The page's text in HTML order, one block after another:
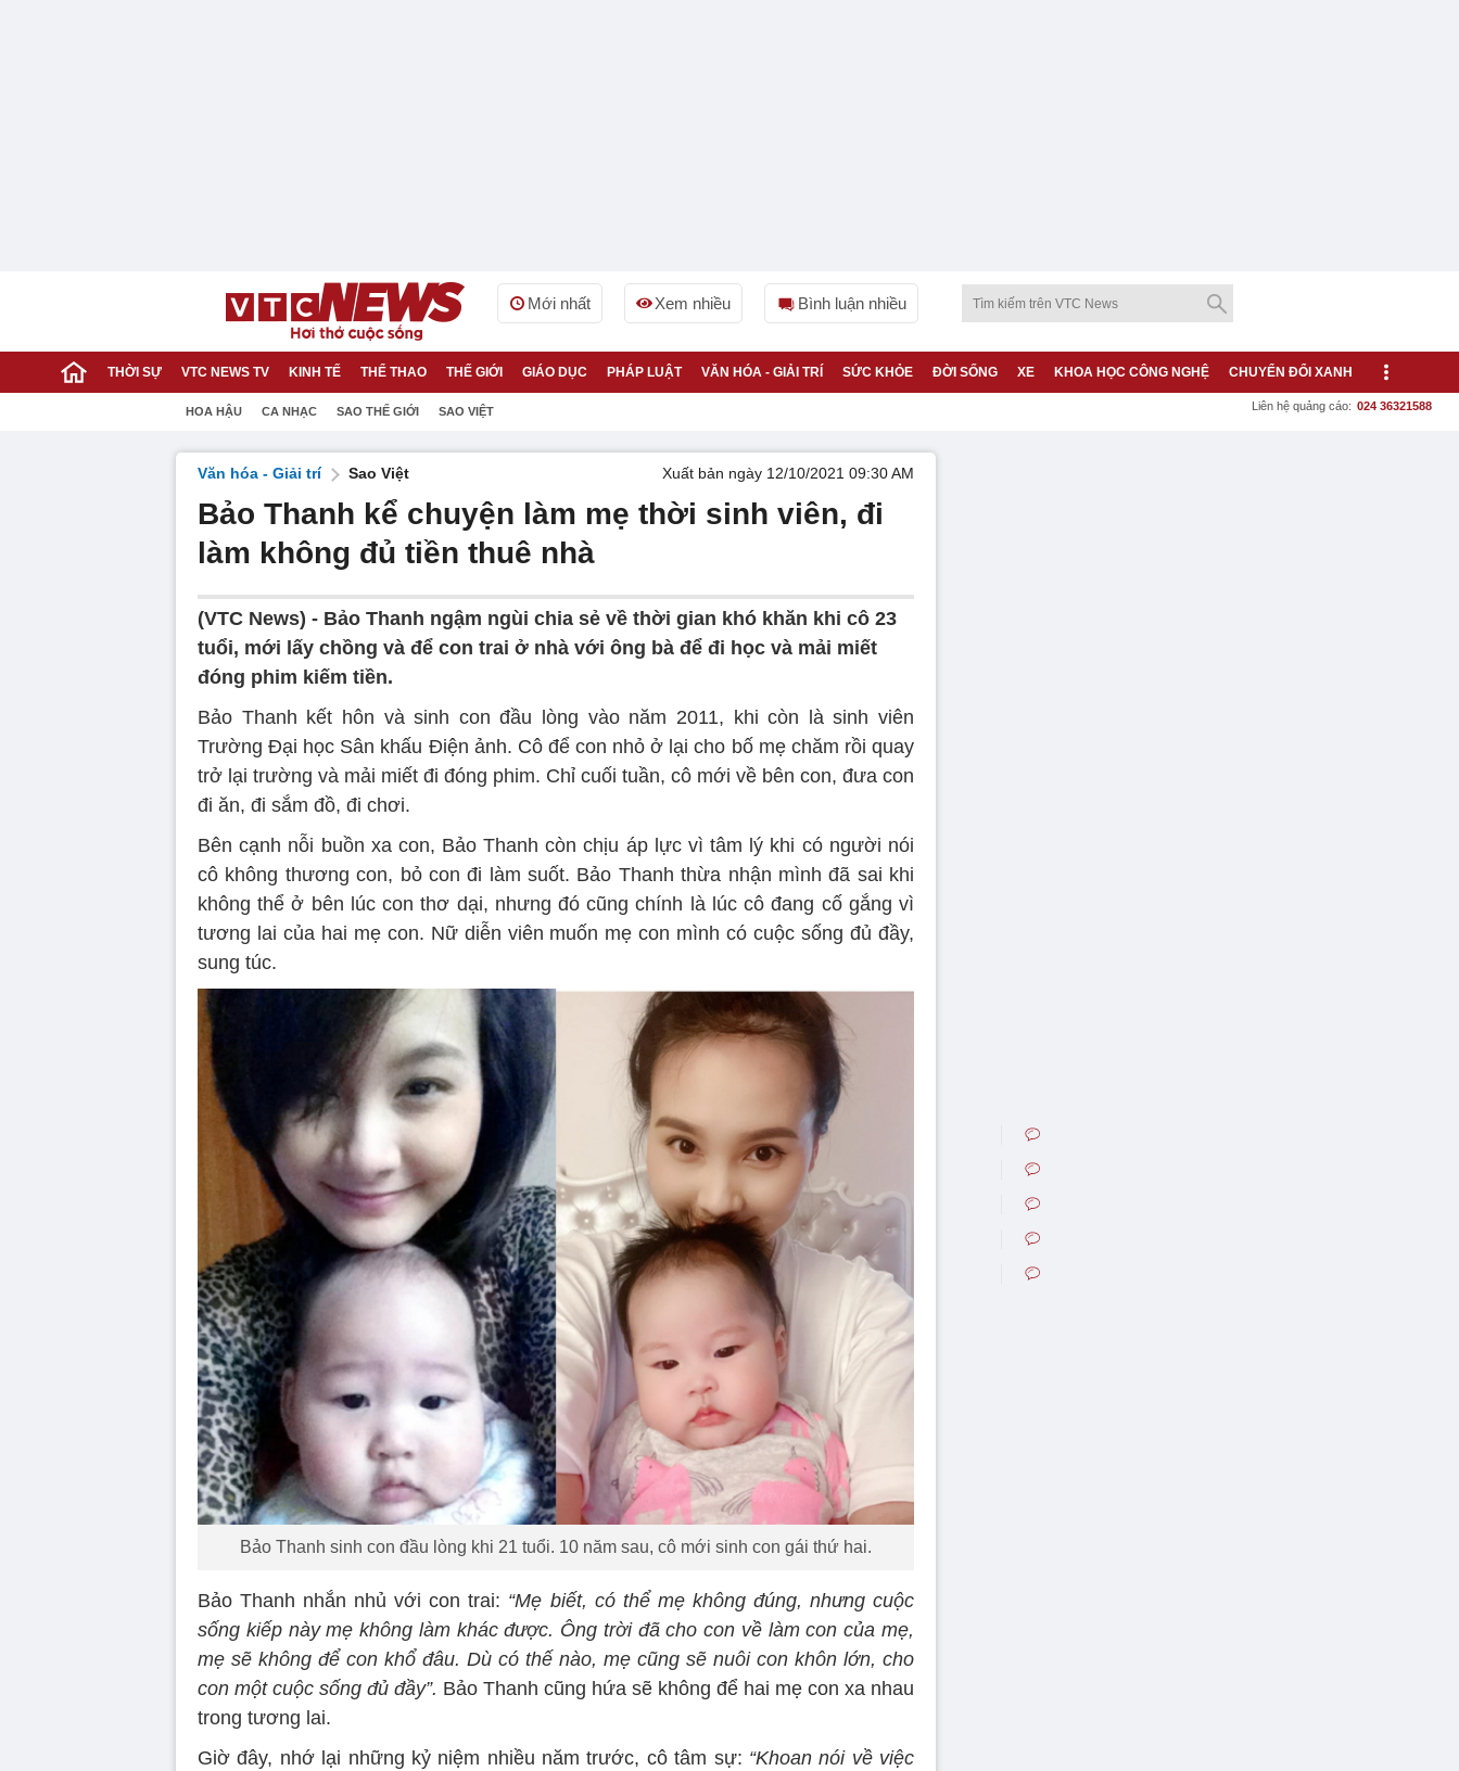
Mới nhất Xem nhiều Bình luận nhiều
THỜI SỰ VTC NEWS TV KINH TẾ THỂ THAO THẾ GIỚI GIÁO DỤC PHÁP LUẬT VĂN HÓA - GIẢI TRÍ SỨC KHỎE ĐỜI SỐNG XE KHOA HỌC CÔNG NGHỆ CHUYỂN ĐỔI XANH
HOA HẬU CA NHẠC SAO THẾ GIỚI SAO VIỆT Liên hệ quảng cáo: 024 36321588
Văn hóa - Giải trí Sao Việt Xuất bản ngày 12/10/2021 09:30 AM
Bảo Thanh kể chuyện làm mẹ thời sinh viên, đi
làm không đủ tiền thuê nhà
(VTC News) - Bảo Thanh ngậm ngùi chia sẻ về thời gian khó khăn khi cô 23
tuổi, mới lấy chồng và để con trai ở nhà với ông bà để đi học và mải miết
đóng phim kiếm tiền.
Bảo Thanh kết hôn và sinh con đầu lòng vào năm 2011, khi còn là sinh viên
Trường Đại học Sân khấu Điện ảnh. Cô để con nhỏ ở lại cho bố mẹ chăm rồi quay
trở lại trường và mải miết đi đóng phim. Chỉ cuối tuần, cô mới về bên con, đưa con
đi ăn, đi sắm đồ, đi chơi.
Bên cạnh nỗi buồn xa con, Bảo Thanh còn chịu áp lực vì tâm lý khi có người nói
cô không thương con, bỏ con đi làm suốt. Bảo Thanh thừa nhận mình đã sai khi
không thể ở bên lúc con thơ dại, nhưng đó cũng chính là lúc cô đang cố gắng vì
tương lai của hai mẹ con. Nữ diễn viên muốn mẹ con mình có cuộc sống đủ đầy,
sung túc.
Bảo Thanh sinh con đầu lòng khi 21 tuổi. 10 năm sau, cô mới sinh con gái thứ hai.
Bảo Thanh nhắn nhủ với con trai: “Mẹ biết, có thể mẹ không đúng, nhưng cuộc
sống kiếp này mẹ không làm khác được. Ông trời đã cho con về làm con của mẹ,
mẹ sẽ không để con khổ đâu. Dù có thế nào, mẹ cũng sẽ nuôi con khôn lớn, cho
con một cuộc sống đủ đầy”. Bảo Thanh cũng hứa sẽ không để hai mẹ con xa nhau
trong tương lai.
Giờ đây, nhớ lại những kỷ niệm nhiều năm trước, cô tâm sự: “Khoan nói về việc